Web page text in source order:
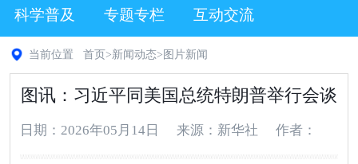
科学普及 专题专栏 互动交流
当前位置 首页 >新闻动态> 图片新闻
图讯：习近平同美国总统特朗普举行会谈
日期：2026年05月14日 来源：新华社 作者：